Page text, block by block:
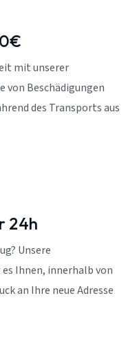
mit unserer
von Beschädigungen
des Transports aus
24h
Unsere
Ihnen, innerhalb von
an Ihre neue Adresse